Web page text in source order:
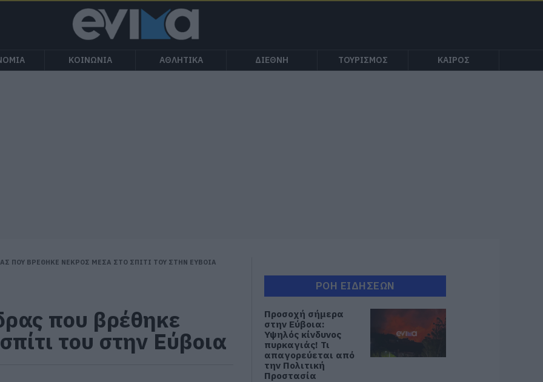
ΚΟΙΝΩΝΙΑ ΑΘΛΗΤΙΚΑ ΔΙΕΘΝΗ ΤΟΥΡΙΣΜΟΣ ΚΑΙΡΟΣ
ΠΟΥ ΒΡΕΘΗΚΕ ΝΕΚΡΟΣ ΜΕΣΑ ΣΤΟ ΣΠΙΤΙ ΤΟΥ ΣΤΗΝ ΕΥΒΟΙΑ
που βρέθηκε
του στην Εύβοια
ΡΟΗ ΕΙΔΗΣΕΩΝ
Προσοχή σήμερα
στην Εύβοια:
Υψηλός κίνδυνος
πυρκαγιάς! Τι
απαγορεύεται από
την Πολιτική
Προστασία